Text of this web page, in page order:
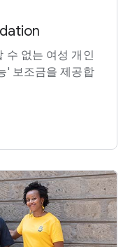
수 없는 여성 개인
' 보조금을 제공합